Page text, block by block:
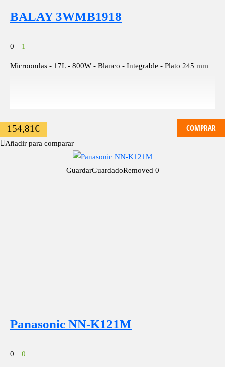
BALAY 3WMB1918
0 1
Microondas - 17L - 800W - Blanco - Integrable - Plato 245 mm
154,81€ COMPRAR
Añadir para comparar
GuardarGuardadoRemoved 0
Panasonic NN-K121M
0 0